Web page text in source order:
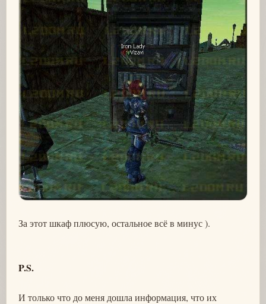
За этот шкаф плюсую, остальное всё в минус ).
P.S.
И только что до меня дошла информация, что их